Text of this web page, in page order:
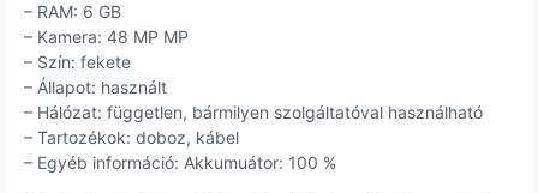
– RAM: 6 GB
– Kamera: 48 MP MP
– Szín: fekete
– Állapot: használt
– Hálózat: független, bármilyen szolgáltatóval használható
– Tartozékok: doboz, kábel
– Egyéb információ: Akkumuátor: 100 %